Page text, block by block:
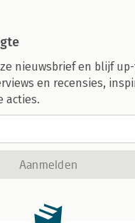
nieuwsbrief en blijf
en recensies,
acties.
Aanmelden